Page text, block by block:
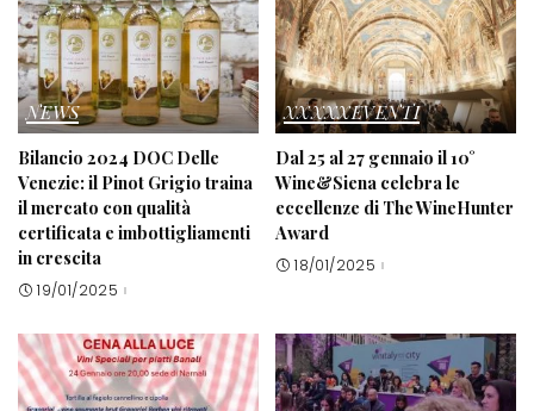
NEWS
Bilancio 2024 DOC Delle
Venezie: il Pinot Grigio traina
il mercato con qualità
certificata e imbottigliamenti
in crescita
19/01/2025
XXXXXEVENTI
Dal 25 al 27 gennaio il 10°
Wine&Siena celebra le
eccellenze di The WineHunter
Award
18/01/2025